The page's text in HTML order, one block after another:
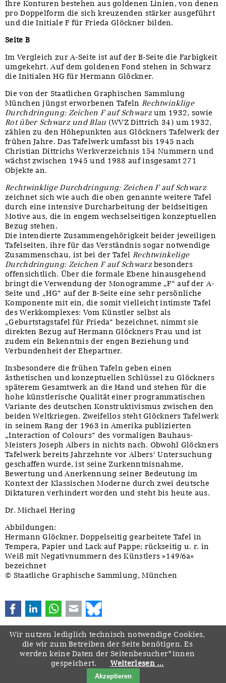
Ihre Konturen bestehen aus goldenen Linien, von denen
pro Doppelform die sich kreuzenden stärker ausgeführt
und die Initiale F für Frieda Glöckner bilden.
Seite B
Im Vergleich zur A-Seite ist auf der B-Seite die Farbigkeit
umgekehrt. Auf dem goldenen Fond stehen in Schwarz
die Initialen HG für Hermann Glöckner.
Die von der Staatlichen Graphischen Sammlung
München jüngst erworbenen Tafeln Rechtwinklige
Durchdringung: Zeichen F auf Schwarzum 1932, sowie
Rot über Schwarz und Blau (WVZ Dittrich 34) um 1932,
zählen zu den Höhepunkten aus Glöckners Tafelwerk der
frühen Jahre. Das Tafelwerk umfasst bis 1945 nach
Christian Dittrichs Werkverzeichnis 154 Nummern und
wächst zwischen 1945 und 1988 auf insgesamt 271
Objekte an.
Rechtwinklige Durchdringung: Zeichen F auf Schwarz
zeichnet sich wie auch die oben genannte weitere Tafel
durch eine intensive Durcharbeitung der beidseitigen
Motive aus, die in engem wechselseitigen konzeptuellen
Bezug stehen.
Die intendierte Zusammengehörigkeit beider jeweiligen
Tafelseiten, ihre für das Verständnis sogar notwendige
Zusammenschau, ist bei der Tafel Rechtwinkelige
Durchdringung: Zeichen F auf Schwarzbesonders
offensichtlich. Über die formale Ebene hinausgehend
bringt die Verwendung der Monogramme „F“ auf der A-
Seite und „HG“ auf der B-Seite eine sehr persönliche
Komponente mit ein, die somit vielleicht intimste Tafel
des Werkkomplexes: Vom Künstler selbst als
„Geburtstagstafel für Frieda“ bezeichnet, nimmt sie
direkten Bezug auf Hermann Glöckners Frau und ist
zudem ein Bekenntnis der engen Beziehung und
Verbundenheit der Ehepartner.
Insbesondere die frühen Tafeln geben einen
ästhetischen und konzeptuellen Schlüssel zu Glöckners
späterem Gesamtwerk an die Hand und stehen für die
hohe künstlerische Qualität einer programmatischen
Variante des deutschen Konstruktivismus zwischen den
beiden Weltkriegen. Zweifellos steht Glöckners Tafelwerk
in seinem Rang der 1963 in Amerika publizierten
„Interaction of Colours“ des vormaligen Bauhaus-
Meisters Joseph Albers in nichts nach. Obwohl Glöckners
Tafelwerk bereits Jahrzehnte vor Albers‘ Untersuchung
geschaffen wurde, ist seine Zurkenntnisnahme,
Bewertung und Anerkennung seiner Bedeutung im
Kontext der Klassischen Moderne durch zwei deutsche
Diktaturen verhindert worden und steht bis heute aus.
Dr. Michael Hering
Abbildungen:
Hermann Glöckner, Doppelseitig gearbeitete Tafel in
Tempera, Papier und Lack auf Pappe; rückseitig u. r. in
Weiß mit Negativnummern des Künstlers »149/6a«
bezeichnet
© Staatliche Graphische Sammlung, München
FacebookLinkedInWhatsApp
E-mail
Navigation
überspringen
Startseite Downloads Kontakt Impressum
Wir nutzen lediglich technisch notwendige Cookies,
die wir zum Betreiben der Seite benötigen. Es
werden keine Daten der Seitenbesucher*innen
gespeichert.
Weiterlesen …
Akzeptieren